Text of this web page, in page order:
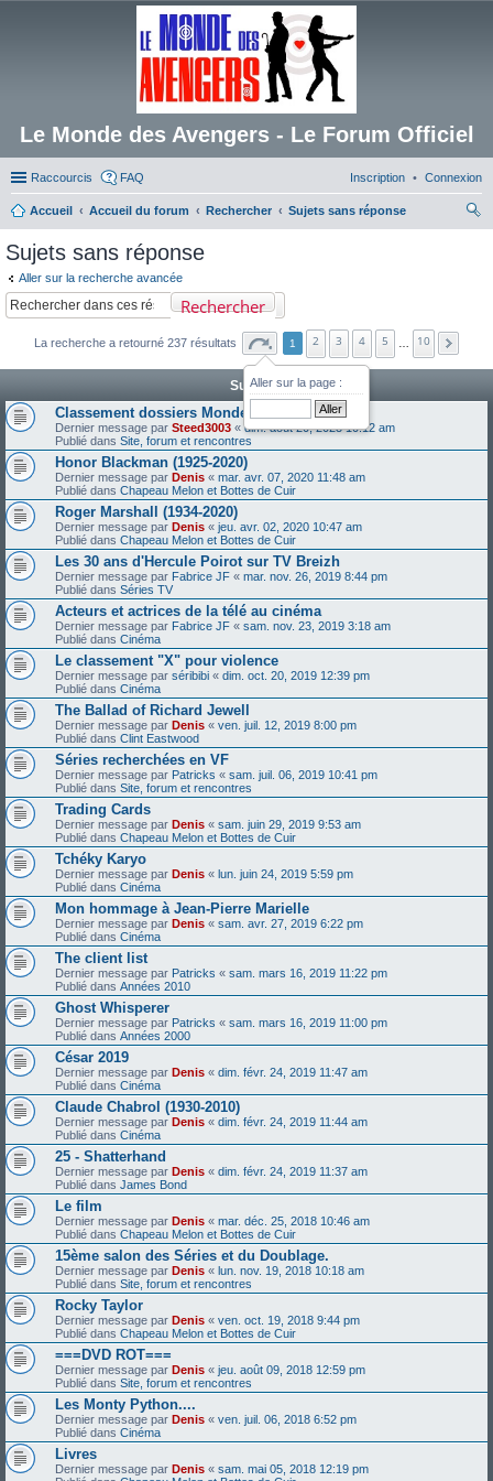
Le Monde des Avengers - Le Forum Officiel
Raccourcis FAQ Connexion
Inscription
Accueil Accueil du forum Rechercher
Sujets sans réponse
Sujets sans réponse
Aller sur la recherche avancée
Rechercher
La recherche a retourné 237 résultats
Aller sur la page :
1 2 3 4 5 10
Sujets
Classement dossiers Monde des Avengers
Dernier message par Steed3003 «dim. août 20, 2023 10:12 am
Publié dans Site, forum et rencontres
Honor Blackman (1925-2020)
Dernier message par Denis « mar. avr. 07, 2020 11:48 am
Publié dans Chapeau Melon et Bottes de Cuir
Roger Marshall (1934-2020)
Dernier message par Denis « jeu. avr. 02, 2020 10:47 am
Publié dans Chapeau Melon et Bottes de Cuir
Les 30 ans d'Hercule Poirot sur TV Breizh
Dernier message par Fabrice JF « mar. nov. 26, 2019 8:44 pm
Publié dans Séries TV
Acteurs et actrices de la télé au cinéma
Dernier message par Fabrice JF « sam. nov. 23, 2019 3:18 am
Publié dans Cinéma
Le classement "X" pour violence
Dernier message par séribibi « dim. oct. 20, 2019 12:39 pm
Publié dans Cinéma
The Ballad of Richard Jewell
Dernier message par Denis « ven. juil. 12, 2019 8:00 pm
Publié dans Clint Eastwood
Séries recherchées en VF
Dernier message par Patricks « sam. juil. 06, 2019 10:41 pm
Publié dans Site, forum et rencontres
Trading Cards
Dernier message par Denis « sam. juin 29, 2019 9:53 am
Publié dans Chapeau Melon et Bottes de Cuir
Tchéky Karyo
Dernier message par Denis « lun. juin 24, 2019 5:59 pm
Publié dans Cinéma
Mon hommage à Jean-Pierre Marielle
Dernier message par Denis « sam. avr. 27, 2019 6:22 pm
Publié dans Cinéma
The client list
Dernier message par Patricks « sam. mars 16, 2019 11:22 pm
Publié dans Années 2010
Ghost Whisperer
Dernier message par Patricks « sam. mars 16, 2019 11:00 pm
Publié dans Années 2000
César 2019
Dernier message par Denis « dim. févr. 24, 2019 11:47 am
Publié dans Cinéma
Claude Chabrol (1930-2010)
Dernier message par Denis « dim. févr. 24, 2019 11:44 am
Publié dans Cinéma
25 - Shatterhand
Dernier message par Denis « dim. févr. 24, 2019 11:37 am
Publié dans James Bond
Le film
Dernier message par Denis « mar. déc. 25, 2018 10:46 am
Publié dans Chapeau Melon et Bottes de Cuir
15ème salon des Séries et du Doublage.
Dernier message par Denis « lun. nov. 19, 2018 10:18 am
Publié dans Site, forum et rencontres
Rocky Taylor
Dernier message par Denis « ven. oct. 19, 2018 9:44 pm
Publié dans Chapeau Melon et Bottes de Cuir
===DVD ROT===
Dernier message par Denis « jeu. août 09, 2018 12:59 pm
Publié dans Site, forum et rencontres
Les Monty Python....
Dernier message par Denis « ven. juil. 06, 2018 6:52 pm
Publié dans Cinéma
Livres
Dernier message par Denis « sam. mai 05, 2018 12:19 pm